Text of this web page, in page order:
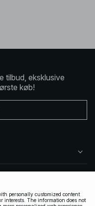
tilbud, eksklusive
køb!